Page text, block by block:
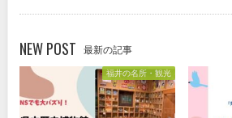
NEW POST 最新の記事
福井の名所・観光